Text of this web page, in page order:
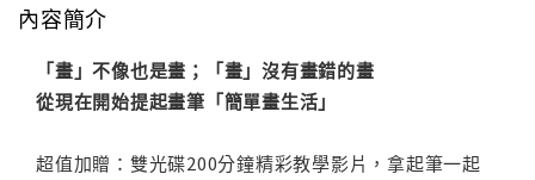
內容簡介
「畫」不像也是畫；「畫」沒有畫錯的畫
從現在開始提起畫筆「簡單畫生活」
超值加贈：雙光碟200分鐘精彩教學影片，拿起筆一起